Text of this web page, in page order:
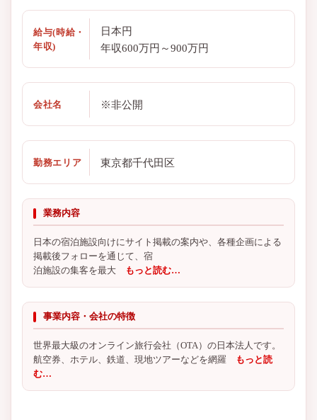
給与(時給・
年収)
日本円
年収600万円～900万円
会社名 ※非公開
勤務エリア 東京都千代田区
業務内容
日本の宿泊施設向けにサイト掲載の案内や、各種企画による
掲載後フォローを通じて、宿
泊施設の集客を最大 もっと読む…
事業内容・会社の特徴
世界最大級のオンライン旅行会社（OTA）の日本法人です。
航空券、ホテル、鉄道、現地ツアーなどを網羅 もっと読
む…